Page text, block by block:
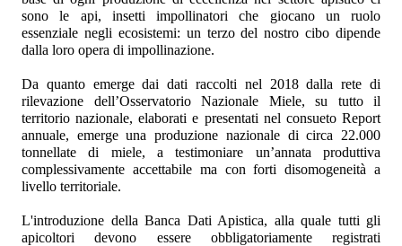
sono le api, insetti impollinatori che giocano un ruolo
essenziale negli ecosistemi: un terzo del nostro cibo dipende
dalla loro opera di impollinazione.
Da quanto emerge dai dati raccolti nel 2018 dalla rete di
rilevazione dell’Osservatorio Nazionale Miele, su tutto il
territorio nazionale, elaborati e presentati nel consueto Report
annuale, emerge una produzione nazionale di circa 22.000
tonnellate di miele, a testimoniare un’annata produttiva
complessivamente accettabile ma con forti disomogeneità a
livello territoriale.
L'introduzione della Banca Dati Apistica, alla quale tutti gli
apicoltori devono essere obbligatoriamente registrati